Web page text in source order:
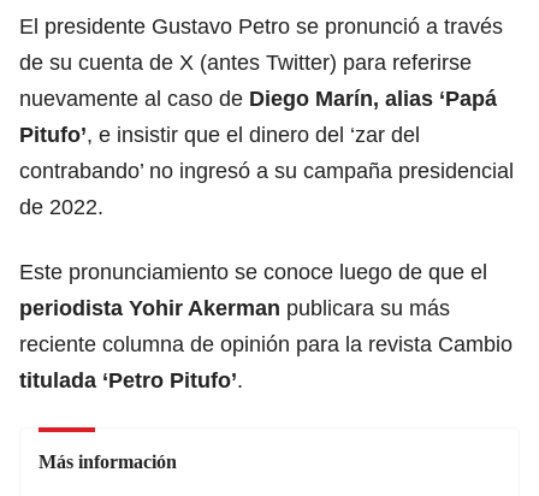
El presidente Gustavo Petro se pronunció a través
de su cuenta de X (antes Twitter) para referirse
nuevamente al caso de Diego Marín, alias ‘Papá
Pitufo’, e insistir que el dinero del ‘zar del
contrabando’ no ingresó a su campaña presidencial
de 2022.
Este pronunciamiento se conoce luego de que el
periodista Yohir Akerman publicara su más
reciente columna de opinión para la revista Cambio
titulada ‘Petro Pitufo’.
Más información